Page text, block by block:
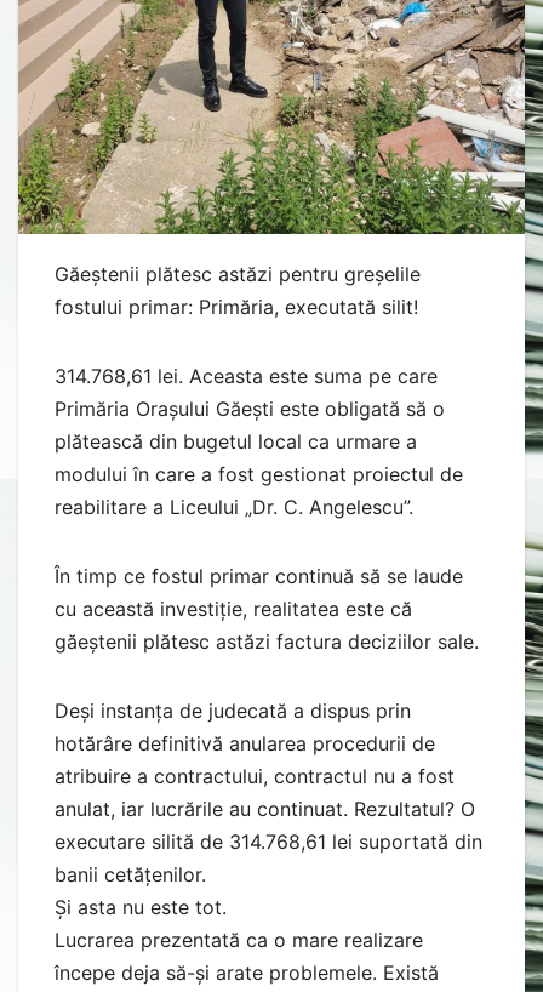
Găeștenii plătesc astăzi pentru greșelile
fostului primar: Primăria, executată silit!
314.768,61 lei. Aceasta este suma pe care
Primăria Orașului Găești este obligată să o
plătească din bugetul local ca urmare a
modului în care a fost gestionat proiectul de
reabilitare a Liceului „Dr. C. Angelescu”.
În timp ce fostul primar continuă să se laude
cu această investiție, realitatea este că
găeștenii plătesc astăzi factura deciziilor sale.
Deși instanța de judecată a dispus prin
hotărâre definitivă anularea procedurii de
atribuire a contractului, contractul nu a fost
anulat, iar lucrările au continuat. Rezultatul? O
executare silită de 314.768,61 lei suportată din
banii cetățenilor.
Și asta nu este tot.
Lucrarea prezentată ca o mare realizare
începe deja să-și arate problemele. Există